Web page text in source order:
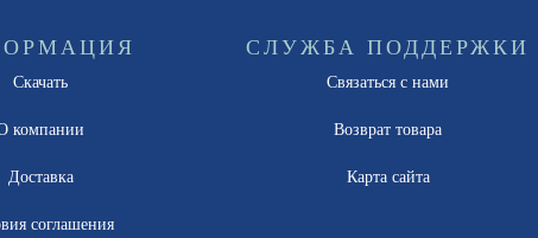
Скачать
компании
Доставка
соглашения
СЛУЖБА ПОДДЕРЖКИ
Связаться с нами
Возврат товара
Карта сайта